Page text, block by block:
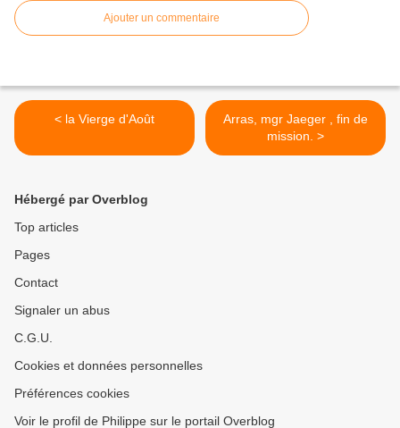
Ajouter un commentaire
< la Vierge d'Août
Arras, mgr Jaeger , fin de
mission. >
Hébergé par Overblog
Top articles
Pages
Contact
Signaler un abus
C.G.U.
Cookies et données personnelles
Préférences cookies
Voir le profil de Philippe sur le portail Overblog